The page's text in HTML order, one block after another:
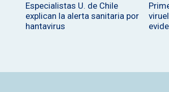
Especialistas U. de Chile
explican la alerta sanitaria por
hantavirus